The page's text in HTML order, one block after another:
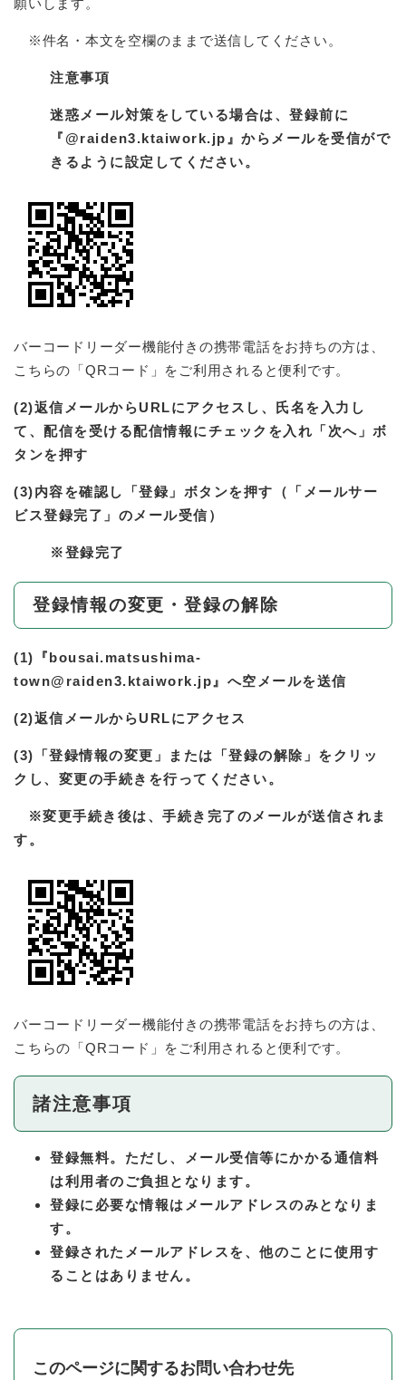
願いします。
※件名・本文を空欄のままで送信してください。
注意事項
迷惑メール対策をしている場合は、登録前に
『@raiden3.ktaiwork.jp』からメールを受信がで
きるように設定してください。
バーコードリーダー機能付きの携帯電話をお持ちの方は、
こちらの「QRコード」をご利用されると便利です。
(2)返信メールからURLにアクセスし、氏名を入力し
て、配信を受ける配信情報にチェックを入れ「次へ」ボ
タンを押す
(3)内容を確認し「登録」ボタンを押す（「メールサー
ビス登録完了」のメール受信）
※登録完了
登録情報の変更・登録の解除
(1) 『bousai.matsushima-
town@raiden3.ktaiwork.jp』へ空メールを送信
(2)返信メールからURLにアクセス
(3)「登録情報の変更」または「登録の解除」をクリッ
クし、変更の手続きを行ってください。
※変更手続き後は、手続き 完了のメールが送信されま
す。
バーコードリーダー機能付きの携帯電話をお持ちの方は、
こちらの「QRコード」をご利用されると便利です。
諸注意事項
登録無料。ただし、メール受信等にかかる通信料
は利用者のご負担となります。
登録に必要な情報はメールアドレスのみとなりま
す。
登録されたメールアドレスを、他のことに使用す
ることはありません。
このページに関するお問い合わせ先